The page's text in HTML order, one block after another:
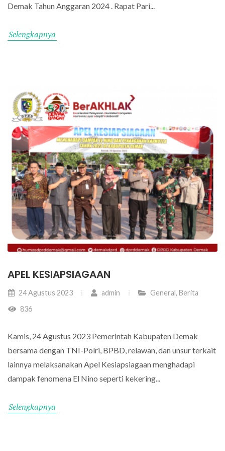
Demak Tahun Anggaran 2024 . Rapat Pari...
Selengkapnya
APEL KESIAPSIAGAAN
24 Agustus 2023 admin General, Berita
836
Kamis, 24 Agustus 2023 Pemerintah Kabupaten Demak
bersama dengan TNI-Polri, BPBD, relawan, dan unsur terkait
lainnya melaksanakan Apel Kesiapsiagaan menghadapi
dampak fenomena El Nino seperti kekering...
Selengkapnya